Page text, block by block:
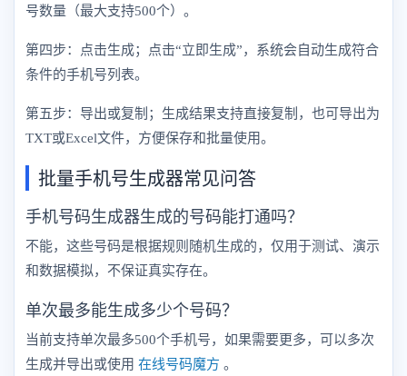
号数量（最大支持500个）。
第四步：点击生成；点击“立即生成”，系统会自动生成符合
条件的手机号列表。
第五步：导出或复制；生成结果支持直接复制，也可导出为
TXT或Excel文件，方便保存和批量使用。
批量手机号生成器常见问答
手机号码生成器生成的号码能打通吗？
不能，这些号码是根据规则随机生成的，仅用于测试、演示
和数据模拟，不保证真实存在。
单次最多能生成多少个号码？
当前支持单次最多500个手机号，如果需要更多，可以多次
生成并导出或使用 在线号码魔方 。